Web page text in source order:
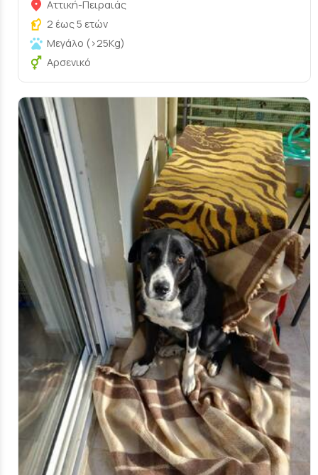
Αττική-Πειραιάς
2 έως 5 ετών
Μεγάλο (>25Kg)
Αρσενικό